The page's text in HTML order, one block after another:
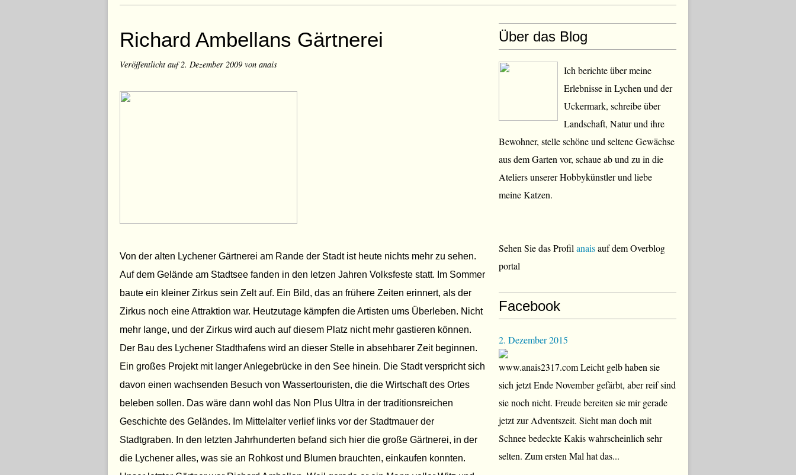
Richard Ambellans Gärtnerei
Veröffentlicht auf2. Dezember 2009 von anais
Von der alten Lychener Gärtnerei am Rande der Stadt ist heute nichts mehr zu sehen.
Auf dem Gelände am Stadtsee fanden in den letzen Jahren Volksfeste statt. Im Sommer
baute ein kleiner Zirkus sein Zelt auf. Ein Bild, das an frühere Zeiten erinnert, als der
Zirkus noch eine Attraktion war. Heutzutage kämpfen die Artisten ums Überleben. Nicht
mehr lange, und der Zirkus wird auch auf diesem Platz nicht mehr gastieren können.
Der Bau des Lychener Stadthafens wird an dieser Stelle in absehbarer Zeit beginnen.
Ein großes Projekt mit langer Anlegebrücke in den See hinein. Die Stadt verspricht sich
davon einen wachsenden Besuch von Wassertouristen, die die Wirtschaft des Ortes
beleben sollen. Das wäre dann wohl das Non Plus Ultra in der traditionsreichen
Geschichte des Geländes. Im Mittelalter verlief links vor der Stadtmauer der
Stadtgraben. In den letzten Jahrhunderten befand sich hier die große Gärtnerei, in der
die Lychener alles, was sie an Rohkost und Blumen brauchten, einkaufen konnten.
Über das Blog
Ich berichte über meine
Erlebnisse in Lychen und der
Uckermark, schreibe über
Landschaft, Natur und ihre
Bewohner, stelle schöne und seltene Gewächse
aus dem Garten vor, schaue ab und zu in die
Ateliers unserer Hobbykünstler und liebe
meine Katzen.
Sehen Sie das Profil anaisauf dem Overblog
portal
Facebook
2. Dezember 2015
www.anais2317.com Leicht gelb haben sie
sich jetzt Ende November gefärbt, aber reif sind
sie noch nicht. Freude bereiten sie mir gerade
jetzt zur Adventszeit. Sieht man doch mit
Schnee bedeckte Kakis wahrscheinlich sehr
selten. Zum ersten Mal hat das...